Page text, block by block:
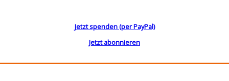
Jetzt spenden (per PayPal)
Jetzt abonnieren